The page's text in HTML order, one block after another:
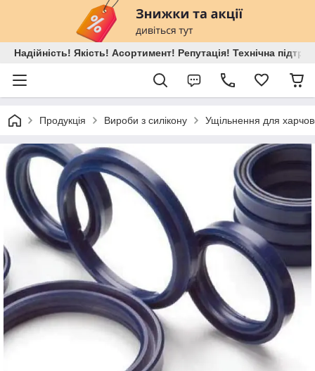
Надійність! Якість! Асортимент! Репутація! Технічна
Продукція Вироби з силікону Ущільнення для